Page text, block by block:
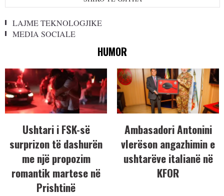
LAJME TEKNOLOGJIKE
MEDIA SOCIALE
HUMOR
Ushtari i FSK-së
surprizon të dashurën
me një propozim
romantik martese në
Prishtinë
Ambasadori Antonini
vlerëson angazhimin e
ushtarëve italianë në
KFOR